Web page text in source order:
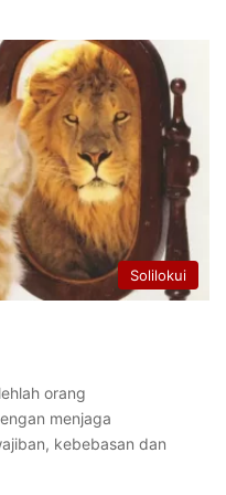
Solilokui
orang
menjaga
kebebasan dan